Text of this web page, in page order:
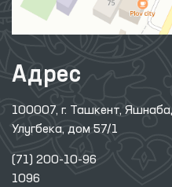
Адрес
100007, г. Ташкент,
Улугбека, дом 57/1
(71) 200-10-96
1096